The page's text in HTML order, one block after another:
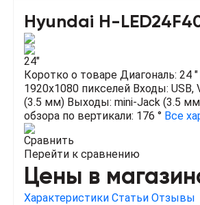
Hyundai H-
24"
Коротко о товаре Диагональ: 24 "
1920x1080 пикселей Входы: USB,
(3.5 мм) Выходы: mini-Jack (3.5
обзора по вертикали: 176 ° Все
Сравнить
Перейти к сравнению
Цены в
Характеристики Статьи Отзывы